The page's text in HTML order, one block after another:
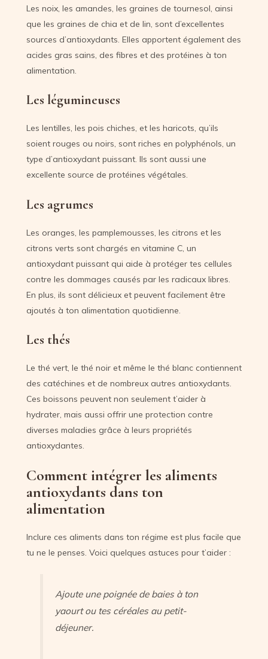
Les noix, les amandes, les graines de tournesol, ainsi
que les graines de chia et de lin, sont d’excellentes
sources d’antioxydants. Elles apportent également des
acides gras sains, des fibres et des protéines à ton
alimentation.
Les légumineuses
Les lentilles, les pois chiches, et les haricots, qu’ils
soient rouges ou noirs, sont riches en polyphénols, un
type d’antioxydant puissant. Ils sont aussi une
excellente source de protéines végétales.
Les agrumes
Les oranges, les pamplemousses, les citrons et les
citrons verts sont chargés en vitamine C, un
antioxydant puissant qui aide à protéger tes cellules
contre les dommages causés par les radicaux libres.
En plus, ils sont délicieux et peuvent facilement être
ajoutés à ton alimentation quotidienne.
Les thés
Le thé vert, le thé noir et même le thé blanc contiennent
des catéchines et de nombreux autres antioxydants.
Ces boissons peuvent non seulement t’aider à
hydrater, mais aussi offrir une protection contre
diverses maladies grâce à leurs propriétés
antioxydantes.
Comment intégrer les aliments
antioxydants dans ton
alimentation
Inclure ces aliments dans ton régime est plus facile que
tu ne le penses. Voici quelques astuces pour t’aider :
Ajoute une poignée de baies à ton
yaourt ou tes céréales au petit-
déjeuner.